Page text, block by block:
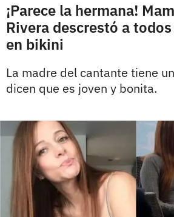
¡Parece la hermana!
Rivera descrestó a
en bikini
La madre del cantante tiene
dicen que es joven y bonita.